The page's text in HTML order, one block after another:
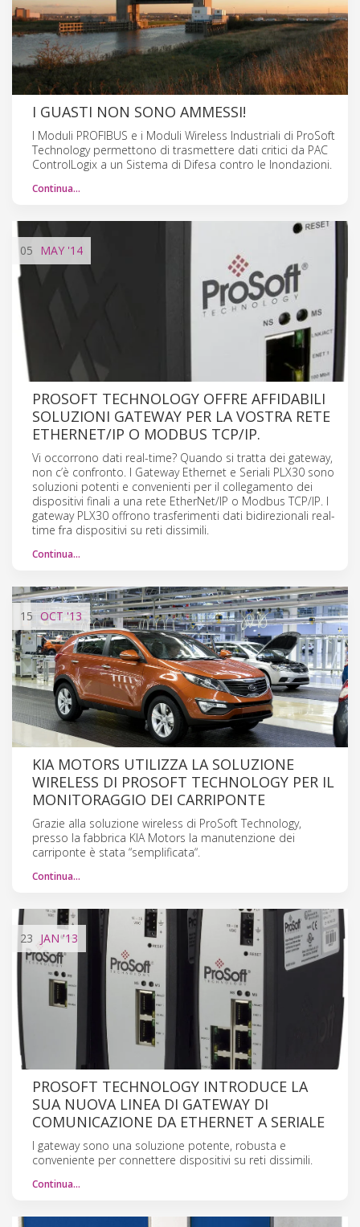
I GUASTI NON SONO AMMESSI!
I Moduli PROFIBUS e i Moduli Wireless Industriali di ProSoft
Technology permettono di trasmettere dati critici da PAC
ControlLogix a un Sistema di Difesa contro le Inondazioni.
Continua…
05 MAY '14
PROSOFT TECHNOLOGY OFFRE AFFIDABILI
SOLUZIONI GATEWAY PER LA VOSTRA RETE
ETHERNET/IP O MODBUS TCP/IP.
Vi occorrono dati real-time? Quando si tratta dei gateway,
non c’è confronto. I Gateway Ethernet e Seriali PLX30 sono
soluzioni potenti e convenienti per il collegamento dei
dispositivi finali a una rete EtherNet/IP o Modbus TCP/IP. I
gateway PLX30 offrono trasferimenti dati bidirezionali real-
time fra dispositivi su reti dissimili.
Continua…
15 OCT'13
KIA MOTORS UTILIZZA LA SOLUZIONE
WIRELESS DI PROSOFT TECHNOLOGY PER IL
MONITORAGGIO DEI CARRIPONTE
Grazie alla soluzione wireless di ProSoft Technology,
presso la fabbrica KIA Motors la manutenzione dei
carriponte è stata “semplificata“.
Continua…
23 JAN'13
PROSOFT TECHNOLOGY INTRODUCE LA
SUA NUOVA LINEA DI GATEWAY DI
COMUNICAZIONE DA ETHERNET A SERIALE
I gateway sono una soluzione potente, robusta e
conveniente per connettere dispositivi su reti dissimili.
Continua…